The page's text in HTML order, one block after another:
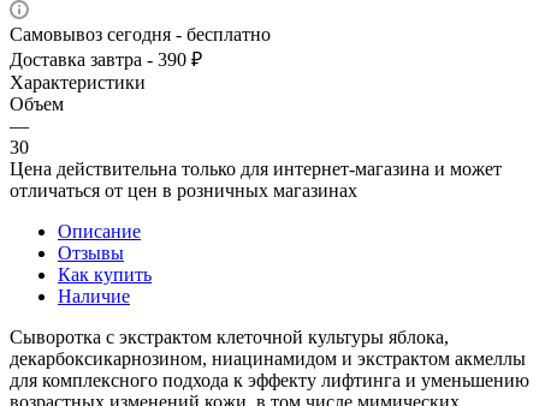
Самовывоз сегодня - бесплатно
Доставка завтра - 390 ₽
Характеристики
Объем
—
30
Цена действительна только для интернет-магазина и может
отличаться от цен в розничных магазинах
Описание
Отзывы
Как купить
Наличие
Сыворотка с экстрактом клеточной культуры яблока,
декарбоксикарнозином, ниацинамидом и экстрактом акмеллы
для комплексного подхода к эффекту лифтинга и уменьшению
возрастных изменений кожи, в том числе мимических